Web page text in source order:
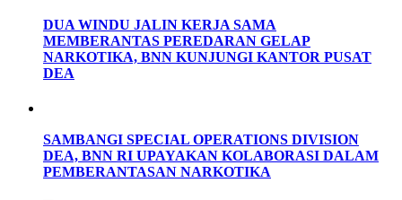
DUA WINDU JALIN KERJA SAMA
MEMBERANTAS PEREDARAN GELAP
NARKOTIKA, BNN KUNJUNGI KANTOR PUSAT
DEA
SAMBANGI SPECIAL OPERATIONS DIVISION
DEA, BNN RI UPAYAKAN KOLABORASI DALAM
PEMBERANTASAN NARKOTIKA